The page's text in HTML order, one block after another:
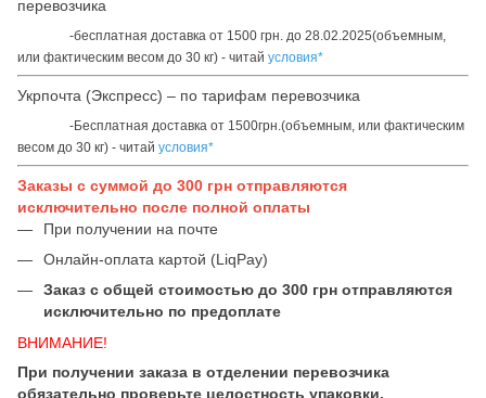
перевозчика
-бесплатная доставка от 1500 грн. до 28.02.2025(объемным,
или фактическим весом до 30 кг) - читай условия*
Укрпочта (Экспресс) – по тарифам перевозчика
-Бесплатная доставка от 1500грн.(объемным, или фактическим
весом до 30 кг) - читай условия*
Заказы с суммой до 300 грн отправляются
исключительно после полной оплаты
При получении на почте
Онлайн-оплата картой (LiqPay)
Заказ с общей стоимостью до 300 грн отправляются
исключительно по предоплате
ВНИМАНИЕ!
При получении заказа в отделении перевозчика
обязательно проверьте целостность упаковки,